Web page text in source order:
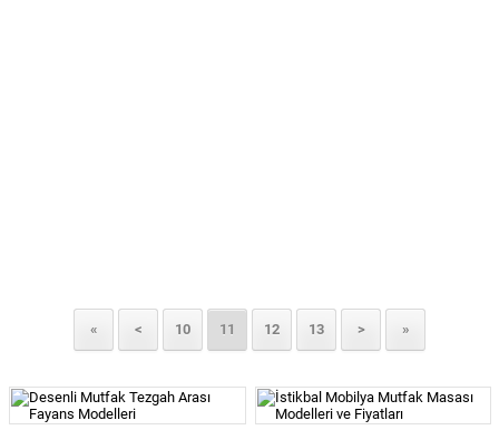
« < 10 11 12 13 > »